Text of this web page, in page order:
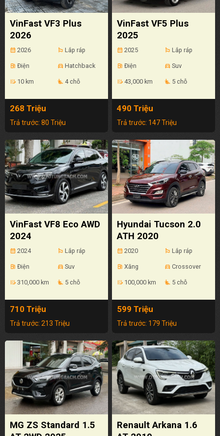
VinFast VF3 Plus
2026
calendar_month 2026 emoji_flags Lắp ráp
local_gas_station Điện directions_car Hatchback
edit_road 10 km airline_seat_recline_extra 4 chỗ
268 Triệu
Trả trước: 80 Triệu
VinFast VF5 Plus
2025
calendar_month 2025 emoji_flags Lắp ráp
local_gas_station Điện directions_car Suv
edit_road 43,000 km airline_seat_recline_extra 5 chỗ
490 Triệu
Trả trước: 147 Triệu
VinFast VF8 Eco AWD
2024
calendar_month 2024 emoji_flags Lắp ráp
local_gas_station Điện directions_car Suv
edit_road 310,000 km airline_seat_recline_extra 5 chỗ
710 Triệu
Trả trước: 213 Triệu
Hyundai Tucson 2.0
ATH 2020
calendar_month 2020 emoji_flags Lắp ráp
local_gas_station Xăng directions_car Crossover
edit_road 100,000 km airline_seat_recline_extra 5 chỗ
599 Triệu
Trả trước: 179 Triệu
MG ZS Standard 1.5
Renault Arkana 1.6